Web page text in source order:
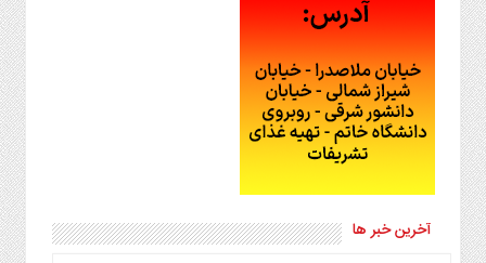
آخرین خبر ها